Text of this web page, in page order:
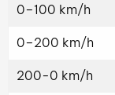
0–100 km/h
0–200 km/h
200-0 km/h